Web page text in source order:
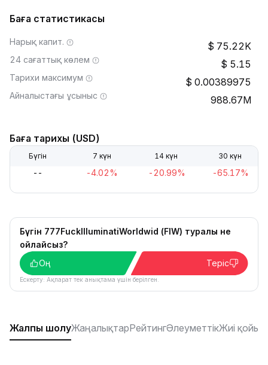
Баға статистикасы
Нарық капит. 75.22K
24 сағаттық көлем 5.15
Тарихи максимум 0.00389975
Айналыстағы ұсыныс 988.67M
Баға тарихы (USD)
Бүгін 7 күн 14 күн 30 күн
-- -4.02% -20.99% -65.17%
Бүгін 777FuckIlluminatiWorldwid (FIW) туралы не
ойлайсыз?
Оң
Теріс
Ескерту: Ақпарат тек анықтама үшін берілген.
Жалпы шолуЖаңалықтарРейтингӘлеуметтікЖиі